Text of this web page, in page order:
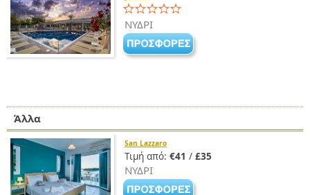
ΝΥΔΡΙ
Άλλα
San Lazzaro
Τιμή από: €41 / £35
ΝΥΔΡΙ